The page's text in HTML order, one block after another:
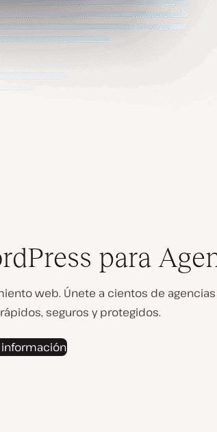
para
web. Únete a cientos de
seguros y protegidos.
información